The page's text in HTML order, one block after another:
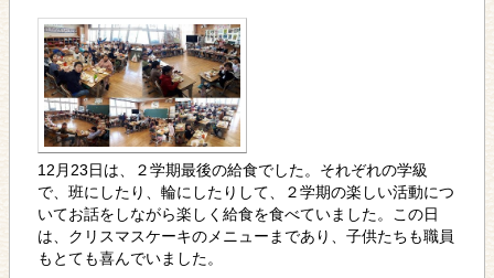
12月23日は、２学期最後の給食でした。それぞれの学級
で、班にしたり、輪にしたりして、２学期の楽しい活動につ
いてお話をしながら楽しく給食を食べていました。この日
は、クリスマスケーキのメニューまであり、子供たちも職員
もとても喜んでいました。